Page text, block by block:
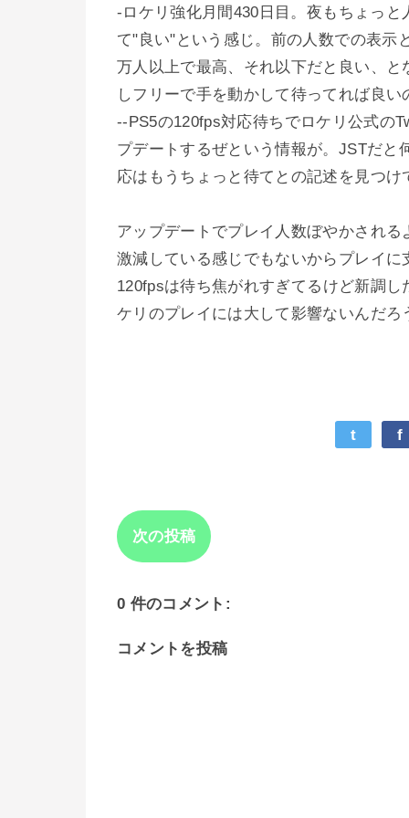
-ロケリ強化月間430日目。夜もちょっ
て"良い"という感じ。前の人数での表示
万人以上で最高、それ以下だと良い、
しフリーで手を動かして待ってれば良い
--PS5の120fps対応待ちでロケリ公式の
プデートするぜという情報が。JSTだと
応はもうちょっと待てとの記述を見つ
アップデートでプレイ人数ぼやかされ
激減している感じでもないからプレイに
120fpsは待ち焦がれすぎてるけど新調
ケリのプレイには大して影響ないんだろ
t f
次の投稿
0 件のコメント:
コメントを投稿